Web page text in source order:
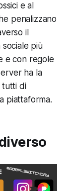
e al
penalizzano
il
sociale più
e con regole
ha la
tutti di
piattaforma.​